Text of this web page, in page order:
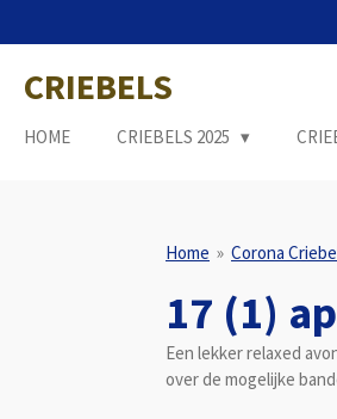
direct
naar
de
hoofdinhoud
CRIEBELS
HOME CRIEBELS 2025
Home » Corona
17 (1)
Een lekker relaxed
over de mogelijke